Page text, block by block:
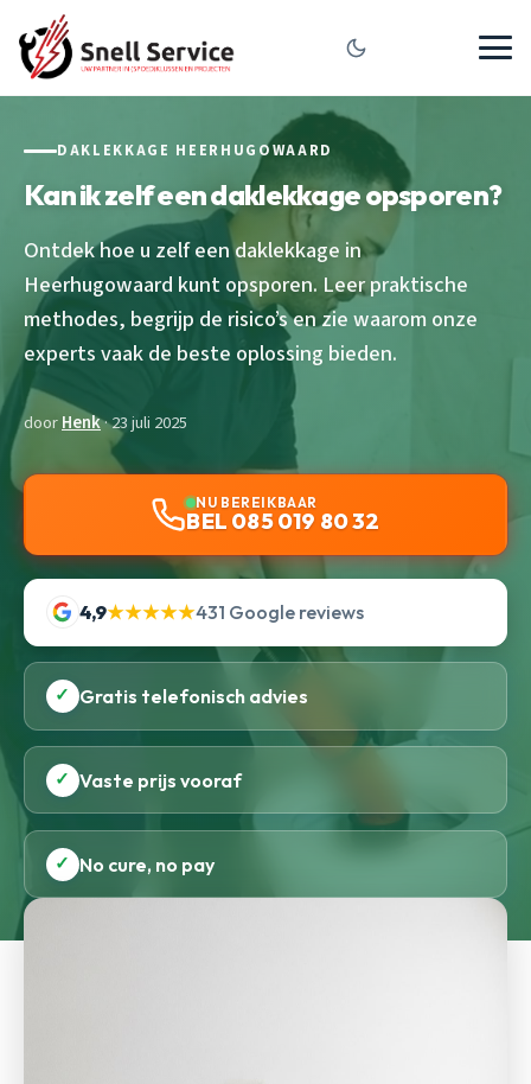
DAKLEKKAGE HEERHUGOWAARD
Kan ik zelf een daklekkage opsporen?
Ontdek hoe u zelf een daklekkage in
Heerhugowaard kunt opsporen. Leer praktische
methodes, begrijp de risico’s en zie waarom onze
experts vaak de beste oplossing bieden.
doorHenk· 23 juli 2025
NU BEREIKBAAR
BEL 085 019 80 32
4,9★★★★★431 Google reviews
✓ Gratis telefonisch advies
✓ Vaste prijs vooraf
✓ No cure, no pay